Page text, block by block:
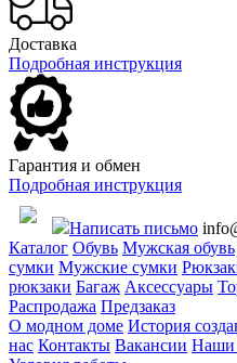
Доставка
Подробная инструкция
Гарантия и обмен
Подробная инструкция
Написать письмо
Каталог Обувь Мужская обувь
сумки Мужские сумки
рюкзаки Багаж Аксессуары
Распродажа Предзаказ
О модном доме История
нас Контакты Вакансии Наши